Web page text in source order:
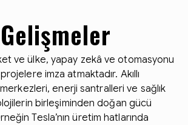
ve ülke, yapay zekâ ve otomasyonu
imza atmaktadır. Akıllı
enerji santralleri ve sağlık
birleşiminden doğan gücü
Tesla’nın üretim hatlarında